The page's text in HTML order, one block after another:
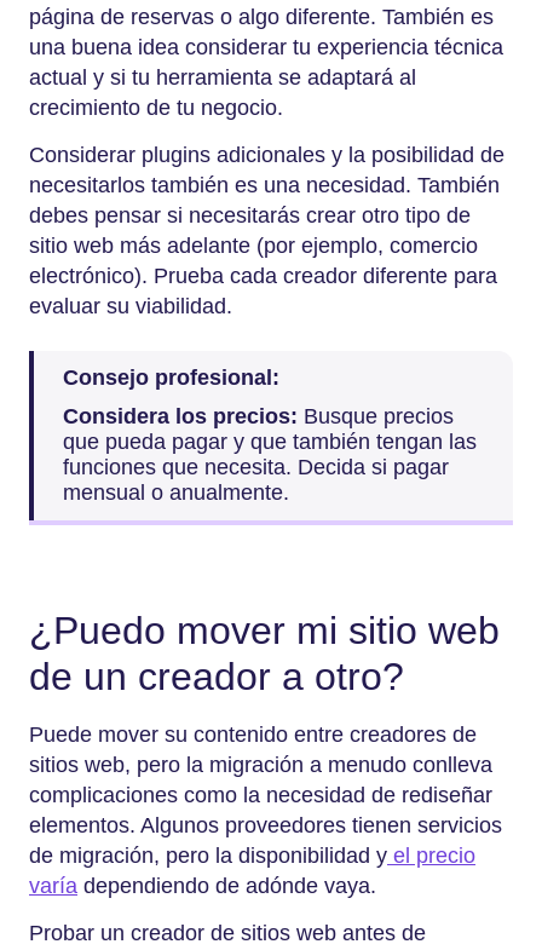
página de reservas o algo diferente. También es
una buena idea considerar tu experiencia técnica
actual y si tu herramienta se adaptará al
crecimiento de tu negocio.
Considerar plugins adicionales y la posibilidad de
necesitarlos también es una necesidad. También
debes pensar si necesitarás crear otro tipo de
sitio web más adelante (por ejemplo, comercio
electrónico). Prueba cada creador diferente para
evaluar su viabilidad.
Consejo profesional:
Considera los precios: Busque precios
que pueda pagar y que también tengan las
funciones que necesita. Decida si pagar
mensual o anualmente.
¿Puedo mover mi sitio web
de un creador a otro?
Puede mover su contenido entre creadores de
sitios web, pero la migración a menudo conlleva
complicaciones como la necesidad de rediseñar
elementos. Algunos proveedores tienen servicios
de migración, pero la disponibilidad y el precio
varía dependiendo de adónde vaya.
Probar un creador de sitios web antes de